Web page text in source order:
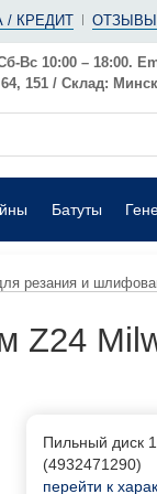
/ КРЕДИТ ОТЗЫВЫ
Вс 10:00 – 18:00.
151 / Склад:
давления
Батуты
резания и
Z24
Пильный диск
(4932471290)
перейти к